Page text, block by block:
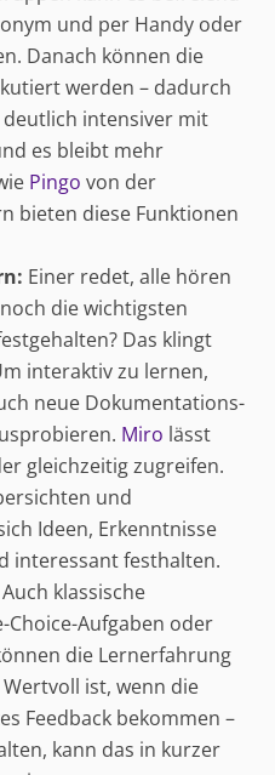
und per Handy oder
Danach können die
werden – dadurch
intensiver mit
es bleibt mehr
Pingo von der
bieten diese Funktionen
Einer redet, alle hören
die wichtigsten
Das klingt
interaktiv zu lernen,
neue Dokumentations-
Miro lässt
gleichzeitig zugreifen.
und
Ideen, Erkenntnisse
interessant festhalten.
Auch klassische
Choice-Aufgaben oder
die Lernerfahrung
ist, wenn die
Feedback bekommen –
kann das in kurzer